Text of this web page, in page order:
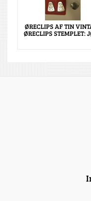
ØRECLIPS AF TIN
ØRECLIPS STEMPLET: